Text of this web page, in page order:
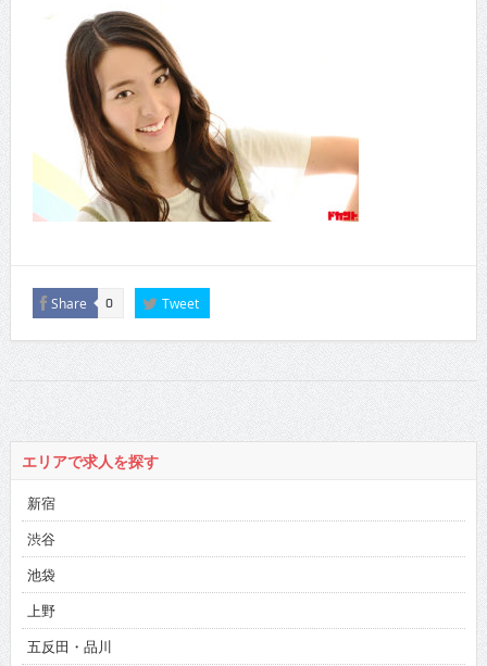
Share 0 Tweet
エリアで求人を探す
新宿
渋谷
池袋
上野
五反田・品川